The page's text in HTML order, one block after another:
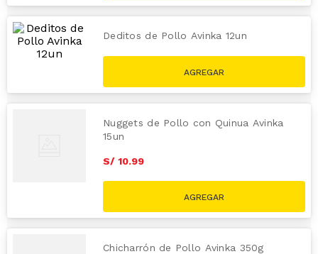
Deditos de Pollo Avinka 12un
Nuggets de Pollo con Quinua Avinka
15un
S/ 10.99
Chicharrón de Pollo Avinka 350g